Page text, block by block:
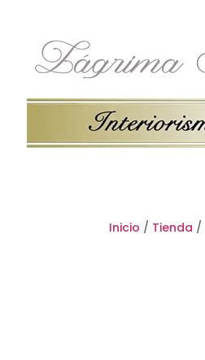
Inicio / Tienda /